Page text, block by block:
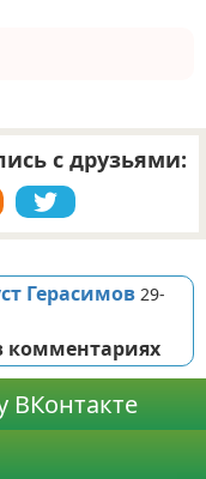
с друзьями:
Герасимов 29-
ВКонтакте